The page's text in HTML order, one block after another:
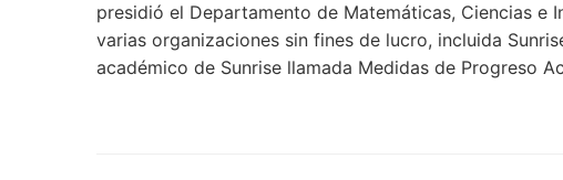
presidió el Departamento de Matemáticas, Ciencias e
varias organizaciones sin fines de lucro, incluida
académico de Sunrise llamada Medidas de Progreso